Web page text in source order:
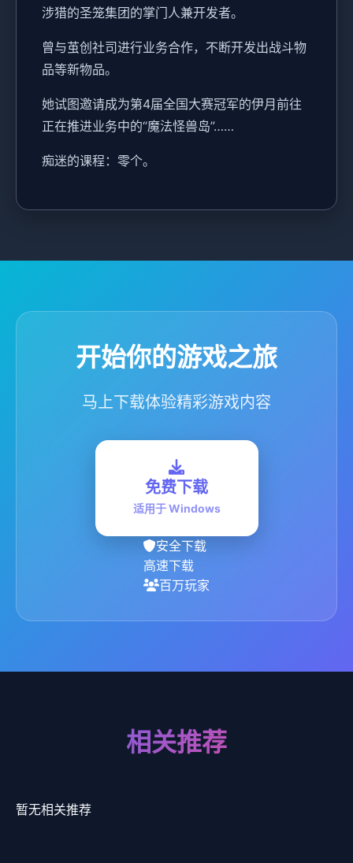
涉猎的圣笼集团的掌门人兼开发者。
曾与茧创社司进行业务合作，不断开发出战斗物
品等新物品。
她试图邀请成为第4届全国大赛冠军的伊月前往
正在推进业务中的“魔法怪兽岛”……
痴迷的课程：零个。
开始你的游戏之旅
马上下载体验精彩游戏内容
免费下载
适用于 Windows
安全下载
高速下载
百万玩家
相关推荐
暂无相关推荐